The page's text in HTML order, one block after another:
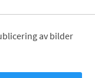
av bilder